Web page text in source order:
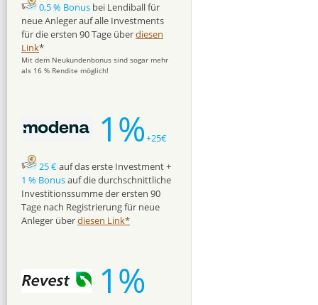
0,5 % Bonus bei Lendiball für
neue Anleger auf alle Investments
für die ersten 90 Tage überdiesen
Link*
Mit dem Neukundenbonus sind sogar mehr
als 16 % Rendite möglich!
1%+25€
25 €auf das erste Investment +
1 % Bonusauf die durchschnittliche
Investitionssumme der ersten 90
Tage nach Registrierung für neue
Anleger überdiesen Link*
1%